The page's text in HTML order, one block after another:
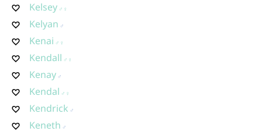
Kelsey
Kelyan
Kenai
Kendall
Kenay
Kendal
Kendrick
Keneth